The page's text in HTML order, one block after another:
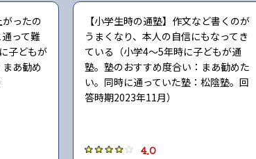
がったの
って難
子どもが
あ勧め
【小学生時の通塾】作文など書くのが
うまくなり、本人の自信にもなってき
ている（小学4〜5年時に子どもが通
塾。塾のおすすめ度合い：まあ勧めた
い。同時に通っていた塾：松陰塾。回
答時期2023年11月）
4.0